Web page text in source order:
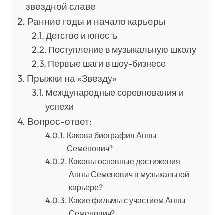
звездной славе
Ранние годы и начало карьеры
Детство и юность
Поступление в музыкальную школу
Первые шаги в шоу-бизнесе
Прыжки на «Звезду»
Международные соревнования и
успехи
Вопрос-ответ:
Какова биография Анны
Семенович?
Каковы основные достижения
Анны Семенович в музыкальной
карьере?
Какие фильмы с участием Анны
Семенович?